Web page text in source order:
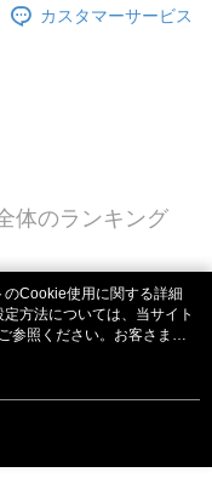
意ください。AFTEE アプ
払い期限を最長 45 日以内
受け取るまで支払い期限
め、商品到着の有無に関
の審査の結果に基づ
ビスという）はネットプ
らない個人情報（注文者
取人住所を含むがこれに
て、詳細はAFTEE公式ホ
送料を確認
カスタマーサービス
体のランキング
Cookie使用に関する詳細
方法については、当サイト
参照ください。お客さま
イト利用規約のCookieポリ